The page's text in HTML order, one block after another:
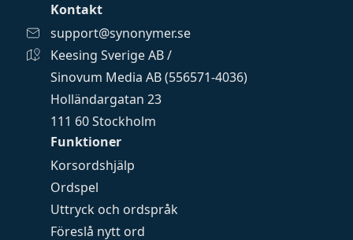
Funktioner
Korsordshjälp
Ordspel
Uttryck och ordspråk
Föreslå nytt ord
Kontakt
support@synonymer.se
Keesing Sverige AB /
Sinovum Media AB (556571-4036)
Holländargatan 23
111 60 Stockholm